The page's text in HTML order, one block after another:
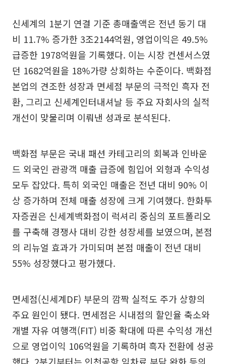
신세계의 1분기 연결 기준 총매출액은 전년 동기 대
비 11.7% 증가한 3조2144억원, 영업이익은 49.5%
급증한 1978억원을 기록했다. 이는 시장 컨센서스였
던 1682억원을 18%가량 상회하는 수준이다. 백화점
본업의 견조한 성장과 면세점 부문의 극적인 흑자 전
환, 그리고 신세계인터내셔날 등 주요 자회사의 실적
개선이 맞물리며 이뤄낸 성과로 분석된다.
백화점 부문은 국내 패션 카테고리의 회복과 인바운
드 외국인 관광객 매출 급증에 힘입어 외형과 수익성
모두 잡았다. 특히 외국인 매출은 전년 대비 90% 이
상 증가하며 전체 매출 성장에 크게 기여했다. 한화투
자증권은 신세계백화점이 럭셔리 중심의 포트폴리오
를 구축해 경쟁사 대비 강한 성장세를 보였으며, 본점
의 리뉴얼 효과가 가미되며 본점 매출이 전년 대비
55% 성장했다고 평가했다.
면세점(신세계DF) 부문의 깜짝 실적도 주가 상향의
주요 원인이 됐다. 면세점은 시내점의 할인율 축소와
개별 자유 여행객(FIT) 비중 확대에 따른 수익성 개선
으로 영업이익 106억원을 기록하며 흑자 전환에 성공